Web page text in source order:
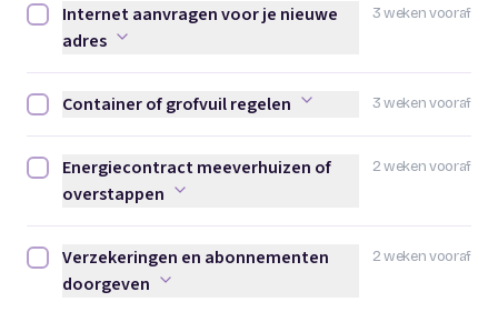
3 weken vooraf
Internet aanvragen voor je nieuwe adres afvinken
Internet aanvragen voor je nieuwe
adres
3 weken vooraf
Container of grofvuil regelen afvinken
Container of grofvuil regelen
2 weken vooraf
Energiecontract meeverhuizen of overstappen afvinken
Energiecontract meeverhuizen of
overstappen
2 weken vooraf
Verzekeringen en abonnementen doorgeven afvinken
Verzekeringen en abonnementen
doorgeven